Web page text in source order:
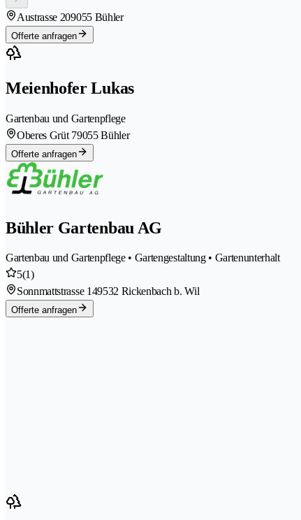
Austrasse 209055 Bühler
Offerte anfragen
Meienhofer Lukas
Gartenbau und Gartenpflege
Oberes Grüt 79055 Bühler
Offerte anfragen
Bühler Gartenbau AG
Gartenbau und Gartenpflege • Gartengestaltung • Gartenunterhalt
5(1)
Sonnmattstrasse 149532 Rickenbach b. Wil
Offerte anfragen